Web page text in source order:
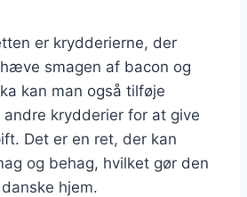
er krydderierne, der
smagen af bacon og
kan man også tilføje
krydderier for at give
Det er en ret, der kan
og behag, hvilket gør den
hjem.